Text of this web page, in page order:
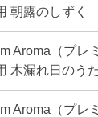
朝露のしずく
Aroma（プレ
木漏れ日のう
Aroma（プレ